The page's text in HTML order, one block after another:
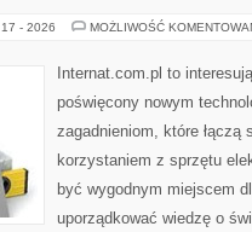
- 2026 MOŻLIWOŚĆ
Internat.com.pl to
poświęcony nowym
zagadnieniom, które łączą
korzystaniem z sprzętu
być wygodnym miejscem
uporządkować wiedzę o